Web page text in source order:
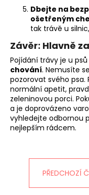
Dbejte na
ošetřeným
tak trávě u
Závěr: Hlavně
Pojídání trávy je u psů
chování. Nemusíte
pozorovat svého psa.
normální apetit,
zeleninovou porci.
a je doprovázeno
vyhledejte odbornou
nejlepším rádcem.
PŘEDCHOZÍ